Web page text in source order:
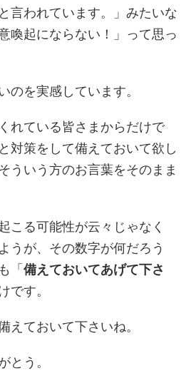
言われています。」みたいな
喚起にならない！」って思っ
のを実感しています。
れている皆さまからだけで
対策をして備えておいて欲し
ういう方のお言葉をそのまま
こる可能性が云々じゃなく
うが、その数字が何だろう
「 備えておいてあげて下さ
です。
えておいて下さいね。
とう。